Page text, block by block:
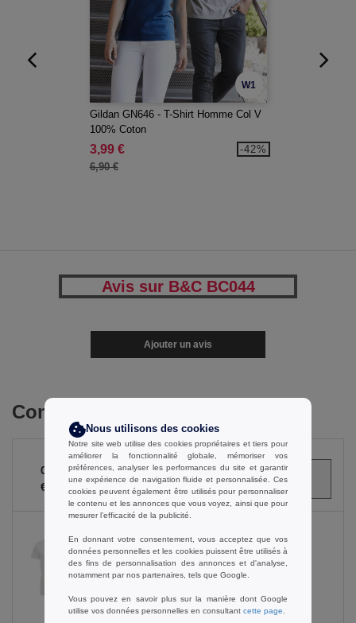
W1
Gildan GN646 - T-Shirt Homme Col V
100% Coton
3,99 €
6,90 €
-42%
Avis sur B&C BC044
Ajouter un avis
Commandes en gros
0 ARTICLES
0.00
€
Blanc
Nous utilisons des cookies
Notre site web utilise des cookies propriétaires et tiers pour
améliorer la fonctionnalité globale, mémoriser vos
préférences, analyser les performances du site et garantir
une expérience de navigation fluide et personnalisée. Ces
cookies peuvent également être utilisés pour personnaliser
le contenu et les annonces que vous voyez, ainsi que pour
mesurer l’efficacité de la publicité.
En donnant votre consentement, vous acceptez que vos
données personnelles et les cookies puissent être utilisés à
des fins de personnalisation des annonces et d'analyse,
notamment par nos partenaires, tels que Google.
Vous pouvez en savoir plus sur la manière dont Google
utilise vos données personnelles en consultant cette page